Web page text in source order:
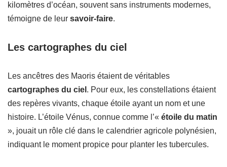
kilomètres d’océan, souvent sans instruments modernes,
témoigne de leur savoir-faire.
Les cartographes du ciel
Les ancêtres des Maoris étaient de véritables
cartographes du ciel . Pour eux, les constellations étaient
des repères vivants, chaque étoile ayant un nom et une
histoire. L’étoile Vénus, connue comme l’« étoile du matin
», jouait un rôle clé dans le calendrier agricole polynésien,
indiquant le moment propice pour planter les tubercules.